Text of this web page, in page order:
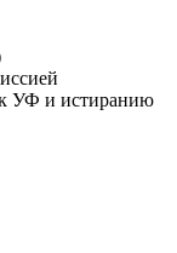
УФ и истиранию